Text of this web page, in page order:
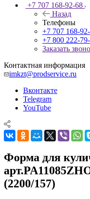
+7 707 168-92-68
Назад
Телефоны
+7 707 168-
+7 800 222-
Заказать
Контактная информация
imkzt@prodservice.ru
Вконтакте
Telegram
YouTube
Форма для
(2200/157)